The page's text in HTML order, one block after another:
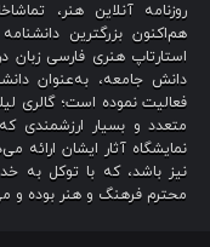
روزنامه آنلاین هنر،
هم‌اکنون بزرگترین
استارتاپ هنری فارسی
دانش جامعه، به‌عنوان
فعالیت نموده است؛ گالری
متعدد و بسیار ارزشمندی
نمایشگاه آثار ایشان ارائه
نیز باشد، که با توکل به
محترم فرهنگ و هنر بوده و